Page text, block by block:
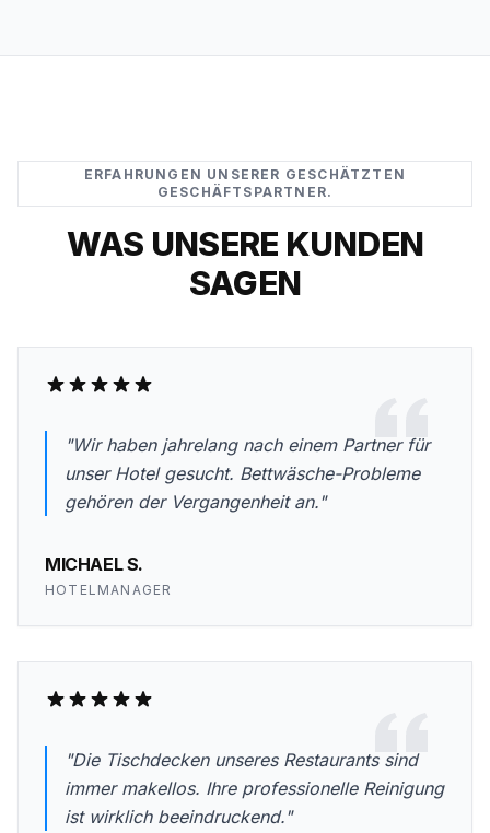
ERFAHRUNGEN UNSERER GESCHÄTZTEN
GESCHÄFTSPARTNER.
WAS UNSERE KUNDEN
SAGEN
"Wir haben jahrelang nach einem Partner für
unser Hotel gesucht. Bettwäsche-Probleme
gehören der Vergangenheit an."
MICHAEL S.
HOTELMANAGER
"Die Tischdecken unseres Restaurants sind
immer makellos. Ihre professionelle Reinigung
ist wirklich beeindruckend."